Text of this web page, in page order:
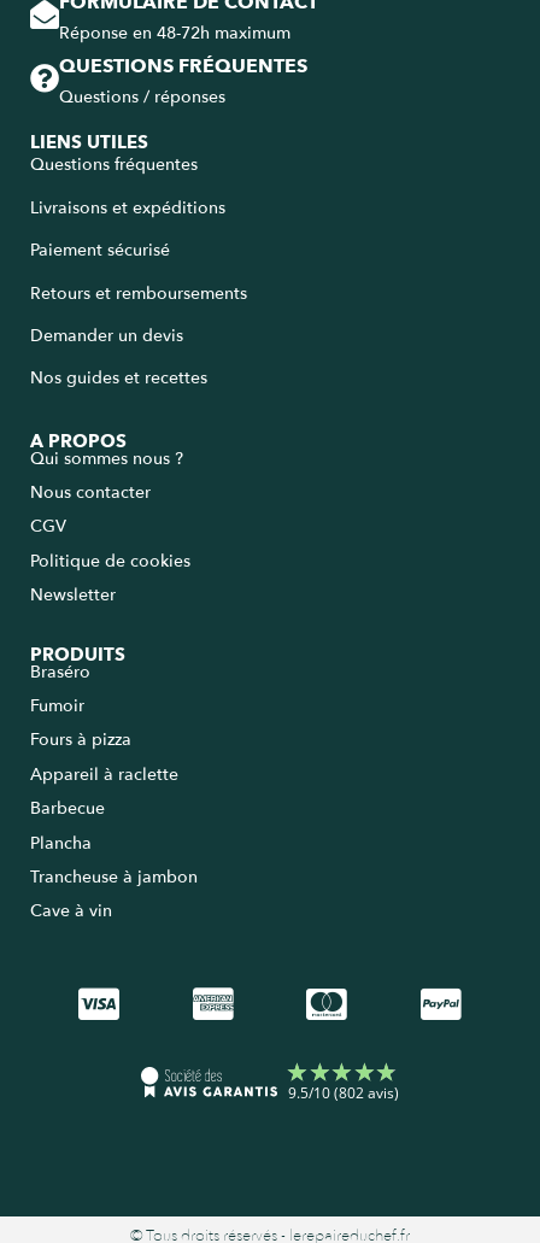
Réponse en 48-72h maximum
QUESTIONS FRÉQUENTES
Questions / réponses
LIENS UTILES
Questions fréquentes
Livraisons et expéditions
Paiement sécurisé
Retours et remboursements
Demander un devis
Nos guides et recettes
A PROPOS
Qui sommes nous ?
Nous contacter
CGV
Politique de cookies
Newsletter
PRODUITS
Braséro
Fumoir
Fours à pizza
Appareil à raclette
Barbecue
Plancha
Trancheuse à jambon
Cave à vin
© Tous droits réservés - lerepaireduchef.fr